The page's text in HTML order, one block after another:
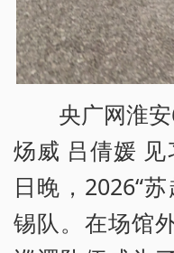
央广网淮
炀威 吕倩媛
日晚，2026“
锡队。在场馆